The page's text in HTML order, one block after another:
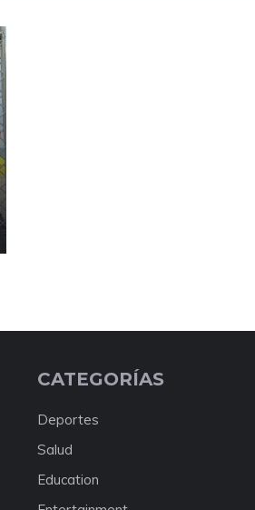
CATEGORÍAS
Deportes
Salud
Education